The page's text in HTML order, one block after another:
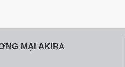
MẠI AKIRA